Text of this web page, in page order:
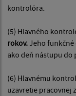
kontrolóra.
(5) Hlavného
rokov.Jeho funkčné
ako deň nástupu do
(6) Hlavnému
uzavretie pracovnej